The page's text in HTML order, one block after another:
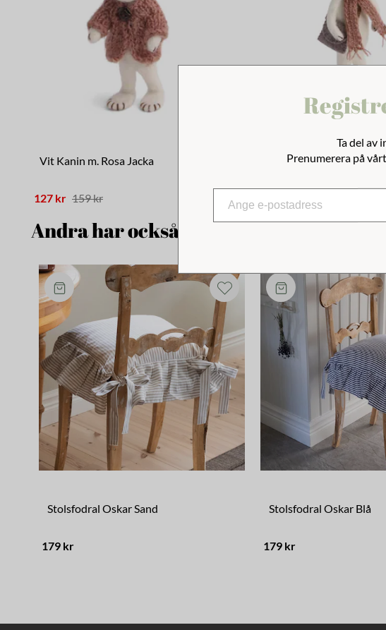
Vit Kanin m. Rosa Jacka
127 kr 159 kr
Stor Vit Kanin m. Rosa
238 kr 298 kr
Andra har också tittat på
Stolsfodral Oskar Sand
179 kr
Stolsfodral Oskar Blå
179 kr
Ta del av
Prenumerera på